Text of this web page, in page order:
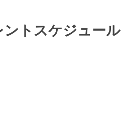
ントスケジュール